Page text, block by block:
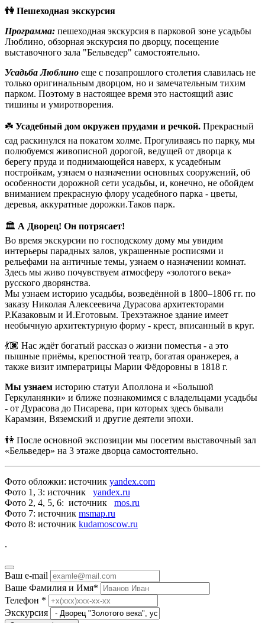
👫 Пешеходная экскурсия
Программа: пешеходная экскурсия в парковой зоне усадьбы
Люблино, обзорная экскурсия по дворцу, посещение
выставочного зала "Бельведер" самостоятельно.
Усадьба Люблино еще с позапрошлого столетия славилась не
только оригинальным дворцом, но и замечательным тихим
парком. Поэтому в настоящее время это настоящий азис
тишины и умиротворения.
☘️ Усадебный дом окружен прудами и речкой. Прекрасный
сад раскинулся на покатом холме. Прогуливаясь по парку, мы
полюбуемся живописной дорогой, ведущей от дворца к
берегу пруда и поднимающейся наверх, к усадебным
постройкам, узнаем о назначении основных сооружений, об
особенности дорожной сети усадьбы, и, конечно, не обойдем
вниманием прекрасную флору усадебного парка - цветы,
деревья, аккуратные дорожки.Таков парк.
🏛️ А Дворец! Он потрясает!
Во время экскурсии по господскому дому мы увидим
интерьеры парадных залов, украшенные росписями и
рельефами на античные темы, узнаем о назначении комнат.
Здесь мы живо почувствуем атмосферу «золотого века»
русского дворянства.
Мы узнаем историю усадьбы, возведённой в 1800–1806 гг. по
заказу Николая Алексеевича Дурасова архитекторами
Р.Казаковым и И.Еготовым. Трехэтажное здание имеет
необычную архитектурную форму - крест, вписанный в круг.
💃🏿 Нас ждёт богатый рассказ о жизни поместья - а это
пышные приёмы, крепостной театр, богатая оранжерея, а
также визит императрицы Марии Фёдоровны в 1818 г.
Мы узнаем историю статуи Аполлона и «Большой
Геркуланянки» и ближе познакомимся с владельцами усадьбы
- от Дурасова до Писарева, при которых здесь бывали
Карамзин, Вяземский и другие деятели эпохи.
👫 После основной экспозиции мы посетим выставочный зал
«Бельведер» на 3 этаже дворца самостоятельно.
Фото обложки: источник yandex.com
Фото 1, 3: источник yandex.ru
Фото 2, 4, 5, 6: источник mos.ru
Фото 7: источник msmap.ru
Фото 8: источник kudamoscow.ru
.
Ваш e-mail
Ваше Фамилия и Имя*
Телефон *
Экскурсия